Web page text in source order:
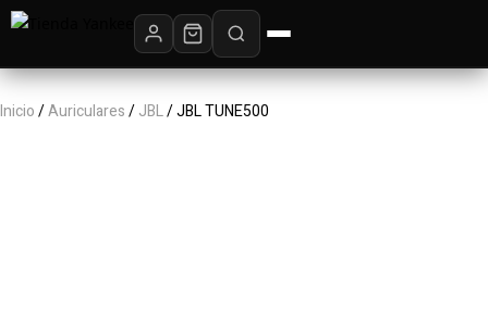
Inicio/Auriculares/JBL/ JBL TUNE500‎ ‎ ‎ ‎ ‎ ‎ ‎ ‎ ‎ ‎ ‎ ‎ ‎ ‎ ‎ ‎ ‎ ‎ ‎ ‎ ‎ ‎ ‎ ‎ ‎ ‎ ‎ ‎ ‎ ‎ ‎ ‎ ‎ ‎ ‎ ‎ ‎ ‎ ‎ ‎ ‎ ‎ ‎ ‎ ‎ ‎ ‎ ‎ ‎ ‎ ‎ ‎ ‎ ‎ ‎ ‎ ‎ ‎ ‎ ‎ ‎ ‎ ‎ ‎ ‎ ‎ ‎ ‎